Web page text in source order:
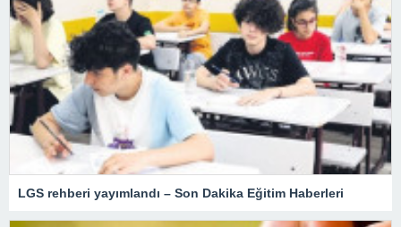
LGS rehberi yayımlandı – Son Dakika Eğitim Haberleri